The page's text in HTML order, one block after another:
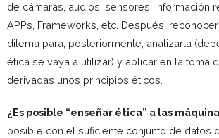
de cámaras, audios, sensores, información
APPs, Frameworks, etc. Después,
dilema para, posteriormente, analizarla
ética se vaya a utilizar) y aplicar en la toma
derivadas unos principios éticos.
¿Es posible “enseñar ética” a las
posible con el suficiente conjunto de datos